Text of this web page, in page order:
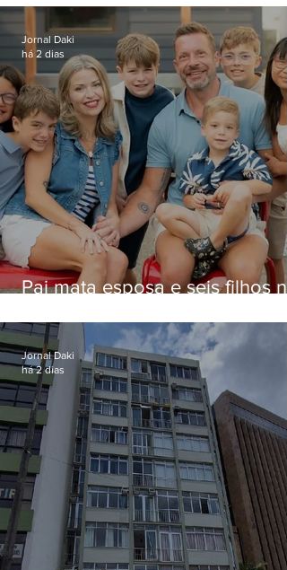
Niterói
Pai mata esposa e seis filhos
Jornal Daki
há 2 dias
Jornal Daki
há 2 dias